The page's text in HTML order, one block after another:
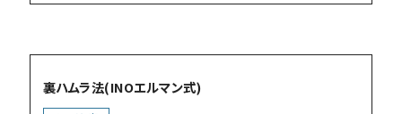
裏ハムラ法(INOエルマン式)